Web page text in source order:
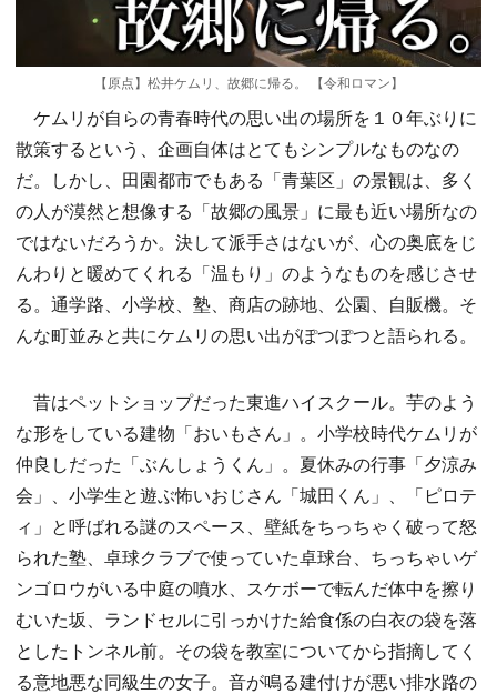
【原点】松井ケムリ、故郷に帰る。 【令和ロマン】
ケムリが自らの青春時代の思い出の場所を１０年ぶりに
散策するという、企画自体はとてもシンプルなものなの
だ。しかし、田園都市でもある「青葉区」の景観は、多く
の人が漠然と想像する「故郷の風景」に最も近い場所なの
ではないだろうか。決して派手さはないが、心の奥底をじ
んわりと暖めてくれる「温もり」のようなものを感じさせ
る。通学路、小学校、塾、商店の跡地、公園、自販機。そ
んな町並みと共にケムリの思い出がぽつぽつと語られる。
昔はペットショップだった東進ハイスクール。芋のよう
な形をしている建物「おいもさん」。小学校時代ケムリが
仲良しだった「ぶんしょうくん」。夏休みの行事「夕涼み
会」、小学生と遊ぶ怖いおじさん「城田くん」、「ピロテ
ィ」と呼ばれる謎のスペース、壁紙をちっちゃく破って怒
られた塾、卓球クラブで使っていた卓球台、ちっちゃいゲ
ンゴロウがいる中庭の噴水、スケボーで転んだ体中を擦り
むいた坂、ランドセルに引っかけた給食係の白衣の袋を落
としたトンネル前。その袋を教室についてから指摘してく
る意地悪な同級生の女子。音が鳴る建付けが悪い排水路の